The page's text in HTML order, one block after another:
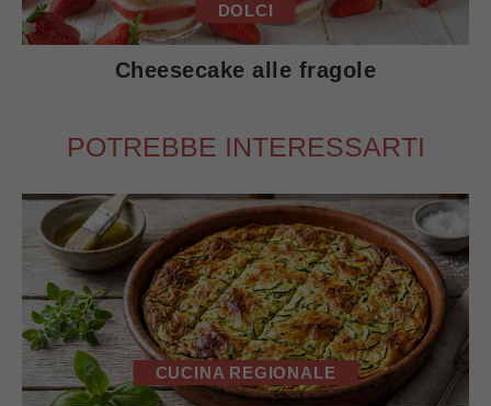
DOLCI
Cheesecake alle fragole
POTREBBE INTERESSARTI
CUCINA REGIONALE